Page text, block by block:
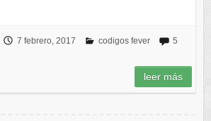
7 febrero, 2017 codigos fever
5
leer más